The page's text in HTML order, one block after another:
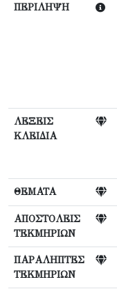
ΠΕΡΙΛΗΨΗ
ΛΕΞΕΙΣ
ΚΛΕΙΔΙΑ
ΘΕΜΑΤΑ
ΑΠΟΣΤΟΛΕΙΣ
ΤΕΚΜΗΡΙΩΝ
ΠΑΡΑΛΗΠΤΕΣ
ΤΕΚΜΗΡΙΩΝ